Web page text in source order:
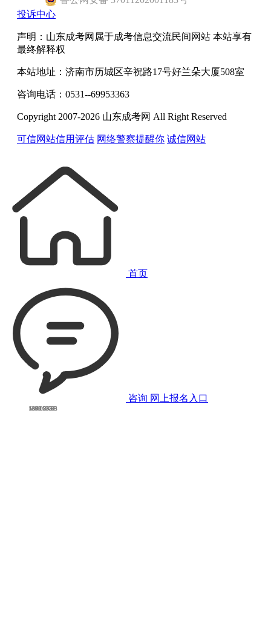
1467.35KB
1370.24KB
1404.8KB
1472.5KB
1344.24KB
1298.73KB
532.09KB
553.22KB
564.42KB
投诉中心
声明：山东成考网属于成考信息交流民间网站 本站享有
最终解释权
本站地址：济南市历城区辛祝路17号好兰朵大厦508室
咨询电话：0531--69953363
Copyright 2007-2026 山东成考网 All Right Reserved
可信网站信用评估 网络警察提醒你 诚信网站
首页
咨询 网上报名入口